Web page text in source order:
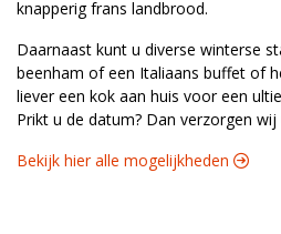
knapperig frans landbrood.
Daarnaast kunt u diverse winterse
beenham of een Italiaans buffet of
liever een kok aan huis voor een
Prikt u de datum? Dan verzorgen
Bekijk hier alle mogelijkheden 